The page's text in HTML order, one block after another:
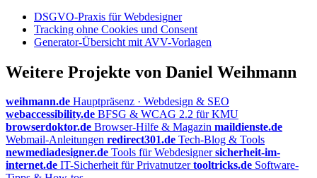
DSGVO-Praxis für Webdesigner
Tracking ohne Cookies und Consent
Generator-Übersicht mit AVV-Vorlagen
Weitere Projekte von Daniel Weihmann
weihmann.de Hauptpräsenz · Webdesign & SEO
webaccessibility.de BFSG & WCAG 2.2 für KMU
browserdoktor.de Browser-Hilfe & Magazin maildienste.de
Webmail-Anleitungen redirect301.de Tech-Blog & Tools
newmediadesigner.de Tools für Webdesigner sicherheit-im-
internet.de IT-Sicherheit für Privatnutzer tooltricks.de Software-